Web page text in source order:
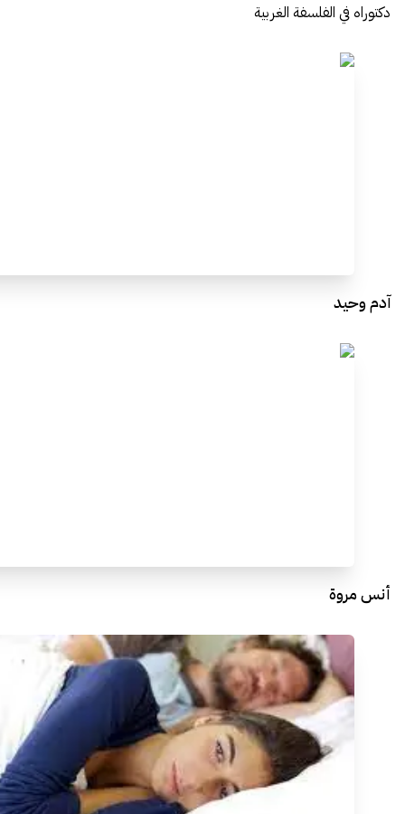
دكتوراه في الفلسفة الغربية
آدم وحيد
أنس مروة